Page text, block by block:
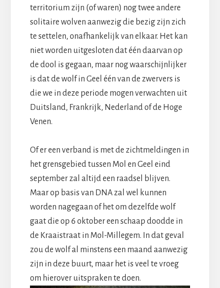
territorium zijn (of waren) nog twee andere
solitaire wolven aanwezig die bezig zijn zich
te settelen, onafhankelijk van elkaar. Het kan
niet worden uitgesloten dat één daarvan op
de dool is gegaan, maar nog waarschijnlijker
is dat de wolf in Geel één van de zwervers is
die we in deze periode mogen verwachten uit
Duitsland, Frankrijk, Nederland of de Hoge
Venen.
Of er een verband is met de zichtmeldingen in
het grensgebied tussen Mol en Geel eind
september zal altijd een raadsel blijven.
Maar op basis van DNA zal wel kunnen
worden nagegaan of het om dezelfde wolf
gaat die op 6 oktober een schaap doodde in
de Kraaistraat in Mol-Millegem. In dat geval
zou de wolf al minstens een maand aanwezig
zijn in deze buurt, maar het is veel te vroeg
om hierover uitspraken te doen.